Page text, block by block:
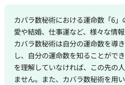
カパラ数秘術における運命数「6
愛や結婚、仕事運など、様々な情報
カバラ数秘術は自分の運命数を導
し、自分の運命数を知ることがで
を理解していなければ、この先の
ません。また、カバラ数秘術を用